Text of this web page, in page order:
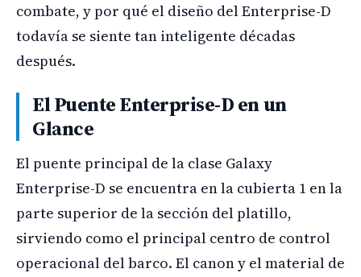
combate, y por qué el diseño del Enterprise-D
todavía se siente tan inteligente décadas
después.
El Puente Enterprise-D en un
Glance
El puente principal de la clase Galaxy
Enterprise-D se encuentra en la cubierta 1 en la
parte superior de la sección del platillo,
sirviendo como el principal centro de control
operacional del barco. El canon y el material de